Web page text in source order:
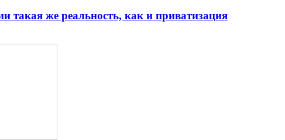
такая же реальность, как и приватизация